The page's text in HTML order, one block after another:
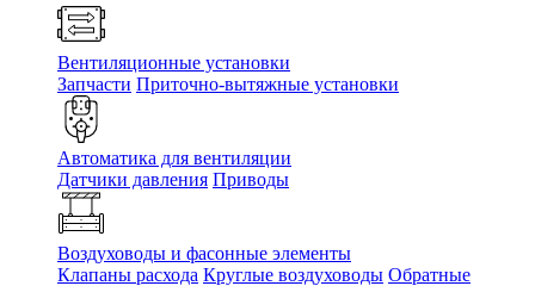
Вентиляционные установки
Запчасти Приточно-вытяжные установки
Автоматика для вентиляции
Датчики давления Приводы
Воздуховоды и фасонные элементы
Клапаны расхода Круглые воздуховоды Обратные